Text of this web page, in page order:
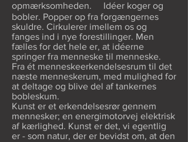
opmærksomheden. Idéer koger og
bobler. Popper op fra forgængernes
skuldre. Cirkulerer imellem os og
fanges ind i nye forestillinger. Men
fælles for det hele er, at idéerne
springer fra menneske til menneske.
Fra ét menneskeerkendelsesrum til det
næste menneskerum, med mulighed for
at deltage og blive del af tankernes
bobleskum.
Kunst er et erkendelsesrør gennem
mennesker; en energimotorvej elektrisk
af kærlighed. Kunst er det, vi egentlig
er - som natur, der er bevidst om, at den